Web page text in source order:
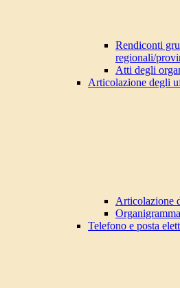
Rendiconti
regionali/
Atti degli
Articolazione degli
Articolazione
Organigramma
Telefono e posta